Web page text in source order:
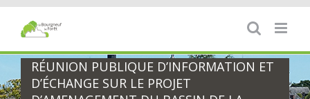
Passer
contenu
RÉUNION PUBLIQUE D’INFORMATION ET
D’ÉCHANGE SUR LE PROJET